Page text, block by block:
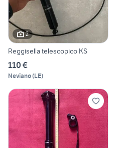
2
Reggisella telescopico KS
110 €
Neviano(LE)